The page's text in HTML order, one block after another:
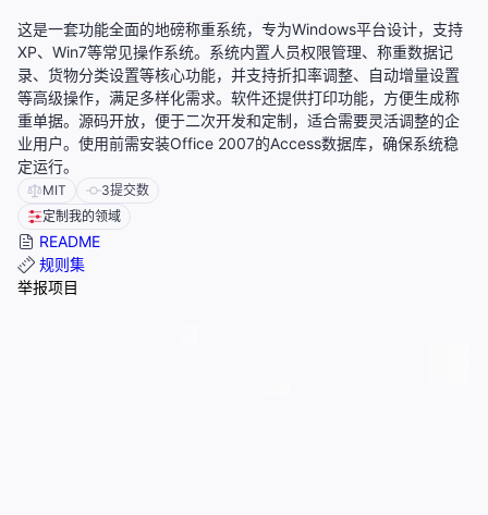
这是一套功能全面的地磅称重系统，专为Windows平台设计，支持
XP、Win7等常见操作系统。系统内置人员权限管理、称重数据记
录、货物分类设置等核心功能，并支持折扣率调整、自动增量设置
等高级操作，满足多样化需求。软件还提供打印功能，方便生成称
重单据。源码开放，便于二次开发和定制，适合需要灵活调整的企
业用户。使用前需安装Office 2007的Access数据库，确保系统稳
定运行。
MIT 3提交数
定制我的领域
README
规则集
举报项目